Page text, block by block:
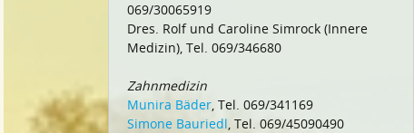
069/30065919
Dres. Rolf und Caroline Simrock (Innere
Medizin), Tel. 069/346680
Zahnmedizin
Munira Bäder, Tel. 069/341169
Simone Bauriedl, Tel. 069/45090490